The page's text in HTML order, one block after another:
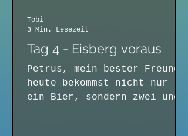
Tag 4 - Eisberg voraus
Petrus, mein bester Freund,
heute bekommst nicht nur
ein Bier, sondern zwei und
Tobi
3 Min. Lesezeit